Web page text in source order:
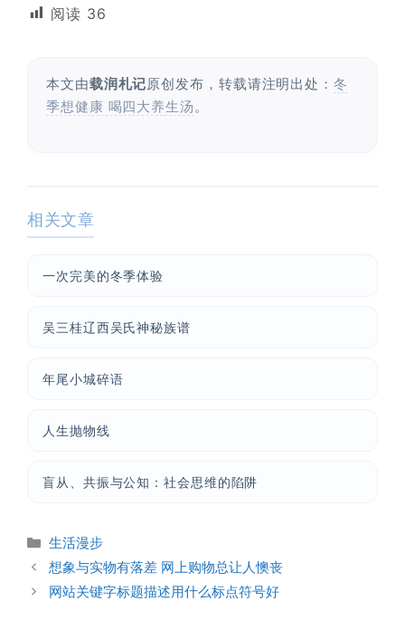
阅读 36
本文由载润札记原创发布，转载请注明出处：冬
季想健康 喝四大养生汤 。
相关文章
一次完美的冬季体验
吴三桂辽西吴氏神秘族谱
年尾小城碎语
人生抛物线
盲从、共振与公知：社会思维的陷阱
分
类
生活漫步
想象与实物有落差 网上购物总让人懊丧
网站关键字标题描述用什么标点符号好